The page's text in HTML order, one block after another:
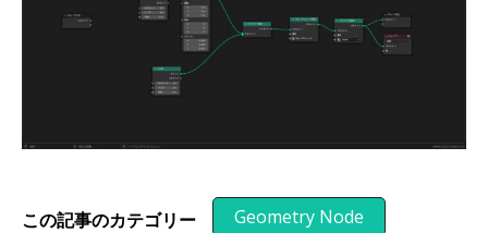
この記事のカテゴリー Geometry Node